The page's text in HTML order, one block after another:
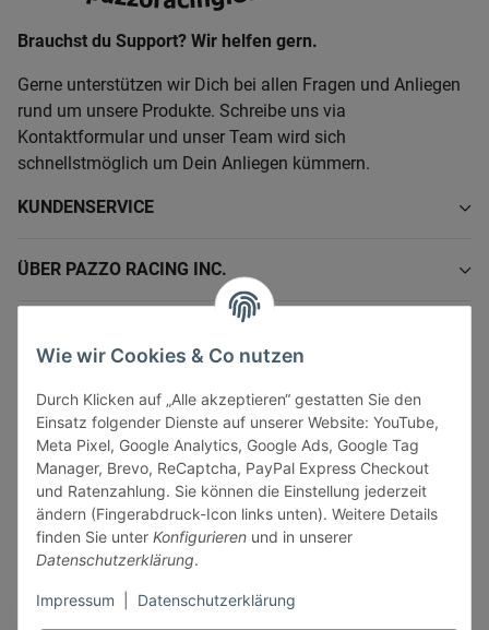
Wie wir Cookies & Co nutzen
Durch Klicken auf „Alle akzeptieren“ gestatten Sie den
Einsatz folgender Dienste auf unserer Website: YouTube,
Meta Pixel, Google Analytics, Google Ads, Google Tag
Manager, Brevo, ReCaptcha, PayPal Express Checkout
und Ratenzahlung. Sie können die Einstellung jederzeit
ändern (Fingerabdruck-Icon links unten). Weitere Details
finden Sie unter Konfigurieren und in unserer
Datenschutzerklärung.
Impressum Datenschutzerklärung
Brauchst du Support? Wir helfen gern.
Gerne unterstützen wir Dich bei allen Fragen und Anliegen
rund um unsere Produkte. Schreibe uns via
Kontaktformular und unser Team wird sich
schnellstmöglich um Dein Anliegen kümmern.
KUNDENSERVICE
ÜBER PAZZO RACING INC.
GESETZLICHE INFORMATIONEN
Vertrag widerrufen
Sicher bezahlen via: